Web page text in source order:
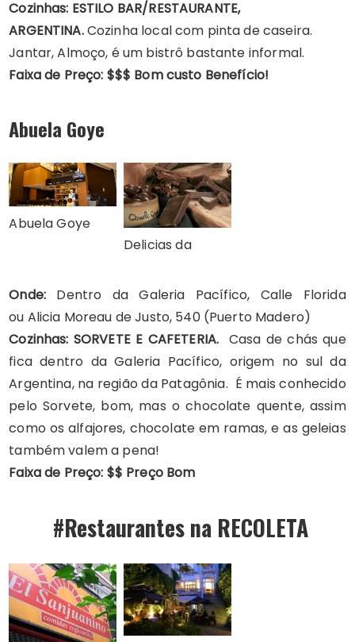
Cozinhas: ESTILO BAR/RESTAURANTE,
ARGENTINA.Cozinha local com pinta de caseira.
Jantar, Almoço, é um bistrô bastante informal.
Faixa de Preço: $$$ Bom custo Benefício!
Abuela Goye
Abuela Goye
Delicias da
Onde: Dentro da Galeria Pacífico, Calle Florida
ou Alicia Moreau de Justo, 540 (Puerto Madero)
Cozinhas: SORVETE E CAFETERIA. Casa de chás que
fica dentro da Galeria Pacífico, origem no sul da
Argentina, na região da Patagônia. É mais conhecido
pelo Sorvete, bom, mas o chocolate quente, assim
como os alfajores, chocolate em ramas, e as geleias
também valem a pena!
Faixa de Preço: $$ Preço Bom
#Restaurantes na RECOLETA